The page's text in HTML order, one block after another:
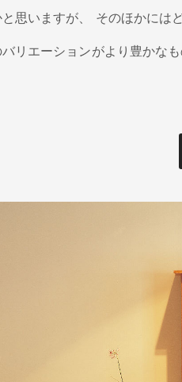
思いますが、 そのほかには
リエーションがより豊かな